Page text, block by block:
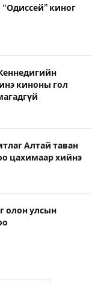
киног
киноны гол
Алтай таван
цахимаар хийнэ
олон улсын